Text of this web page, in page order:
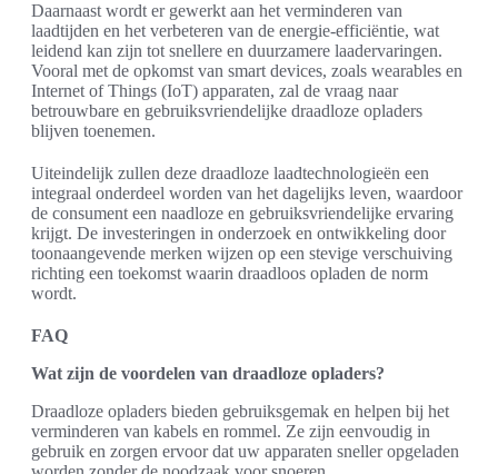
Daarnaast wordt er gewerkt aan het verminderen van
laadtijden en het verbeteren van de energie-efficiëntie, wat
leidend kan zijn tot snellere en duurzamere laadervaringen.
Vooral met de opkomst van smart devices, zoals wearables en
Internet of Things (IoT) apparaten, zal de vraag naar
betrouwbare en gebruiksvriendelijke draadloze opladers
blijven toenemen.
Uiteindelijk zullen deze draadloze laadtechnologieën een
integraal onderdeel worden van het dagelijks leven, waardoor
de consument een naadloze en gebruiksvriendelijke ervaring
krijgt. De investeringen in onderzoek en ontwikkeling door
toonaangevende merken wijzen op een stevige verschuiving
richting een toekomst waarin draadloos opladen de norm
wordt.
FAQ
Wat zijn de voordelen van draadloze opladers?
Draadloze opladers bieden gebruiksgemak en helpen bij het
verminderen van kabels en rommel. Ze zijn eenvoudig in
gebruik en zorgen ervoor dat uw apparaten sneller opgeladen